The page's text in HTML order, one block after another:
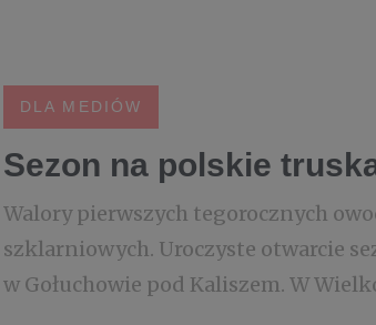
DLA MEDIÓW
Sezon na polskie
Walory pierwszych tegorocznych
szklarniowych. Uroczyste otwarcie
w Gołuchowie pod Kaliszem. W